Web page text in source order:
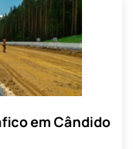
em Cândido